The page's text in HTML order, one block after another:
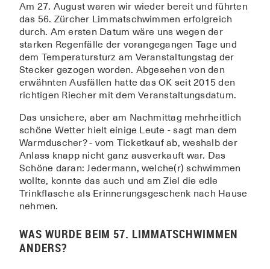
Am 27. August waren wir wieder bereit und führten
das 56. Zürcher Limmatschwimmen erfolgreich
durch. Am ersten Datum wäre uns wegen der
starken Regenfälle der vorangegangen Tage und
dem Temperatursturz am Veranstaltungstag der
Stecker gezogen worden. Abgesehen von den
erwähnten Ausfällen hatte das OK seit 2015 den
richtigen Riecher mit dem Veranstaltungsdatum.
Das unsichere, aber am Nachmittag mehrheitlich
schöne Wetter hielt einige Leute - sagt man dem
Warmduscher? - vom Ticketkauf ab, weshalb der
Anlass knapp nicht ganz ausverkauft war. Das
Schöne daran: Jedermann, welche(r) schwimmen
wollte, konnte das auch und am Ziel die edle
Trinkflasche als Erinnerungsgeschenk nach Hause
nehmen.
WAS WURDE BEIM 57. LIMMATSCHWIMMEN
ANDERS?